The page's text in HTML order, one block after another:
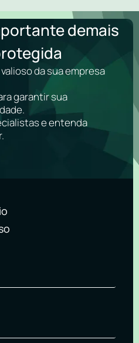
demais
da sua empresa
garantir sua
e entenda